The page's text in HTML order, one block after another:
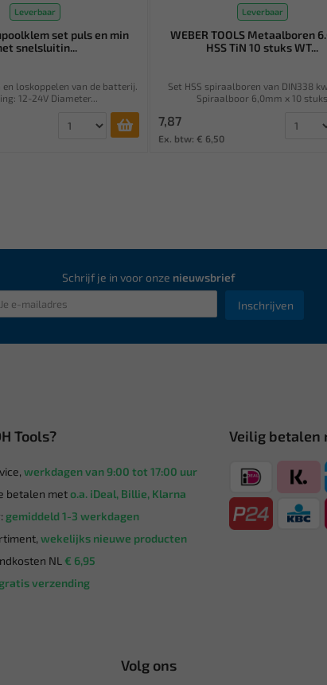
Leverbaar
set puls en min
snelsluitin...
loskoppelen van de batterij.
12-24V Diameter...
Leverbaar
WEBER TOOLS Metaalboren
HSS TiN 10 stuks WT...
Set HSS spiraalboren van DIN338
Spiraalboor 6,0mm x 10 stuks
7,87
Ex. btw: € 6,50
Schrijf je in voor onze nieuwsbrief
Inschrijven
Tools?
werkdagen van 9:00 tot 17:00 uur
betalen meto.a. iDeal, Billie, Klarna
gemiddeld 1-3 werkdagen
wekelijks nieuwe producten
NL € 6,95
gratis verzending
Veilig betalen
Volg ons